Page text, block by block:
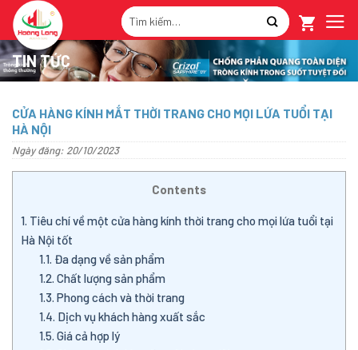
Skip
content
Tìm
kiếm:
TIN TỨC
CỬA HÀNG KÍNH MẮT THỜI TRANG CHO MỌI LỨA TUỔI TẠI
HÀ NỘI
Ngày đăng: 20/10/2023
Contents
1. Tiêu chí về một cửa hàng kính thời trang cho mọi lứa tuổi tại
Hà Nội tốt
1.1. Đa dạng về sản phẩm
1.2. Chất lượng sản phẩm
1.3. Phong cách và thời trang
1.4. Dịch vụ khách hàng xuất sắc
1.5. Giá cả hợp lý